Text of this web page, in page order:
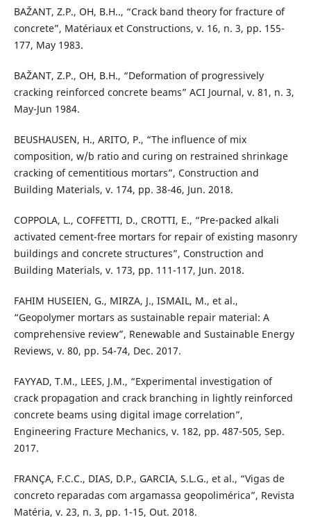
BAŽANT, Z.P., OH, B.H.., “Crack band theory for fracture of
concrete”, Matériaux et Constructions, v. 16, n. 3, pp. 155-
177, May 1983.
BAŽANT, Z.P., OH, B.H., “Deformation of progressively
cracking reinforced concrete beams” ACI Journal, v. 81, n. 3,
May-Jun 1984.
BEUSHAUSEN, H., ARITO, P., “The influence of mix
composition, w/b ratio and curing on restrained shrinkage
cracking of cementitious mortars”, Construction and
Building Materials, v. 174, pp. 38-46, Jun. 2018.
COPPOLA, L., COFFETTI, D., CROTTI, E., “Pre-packed alkali
activated cement-free mortars for repair of existing masonry
buildings and concrete structures”, Construction and
Building Materials, v. 173, pp. 111-117, Jun. 2018.
FAHIM HUSEIEN, G., MIRZA, J., ISMAIL, M., et al.,
“Geopolymer mortars as sustainable repair material: A
comprehensive review”, Renewable and Sustainable Energy
Reviews, v. 80, pp. 54-74, Dec. 2017.
FAYYAD, T.M., LEES, J.M., “Experimental investigation of
crack propagation and crack branching in lightly reinforced
concrete beams using digital image correlation”,
Engineering Fracture Mechanics, v. 182, pp. 487-505, Sep.
2017.
FRANÇA, F.C.C., DIAS, D.P., GARCIA, S.L.G., et al., “Vigas de
concreto reparadas com argamassa geopolimérica”, Revista
Matéria, v. 23, n. 3, pp. 1-15, Out. 2018.